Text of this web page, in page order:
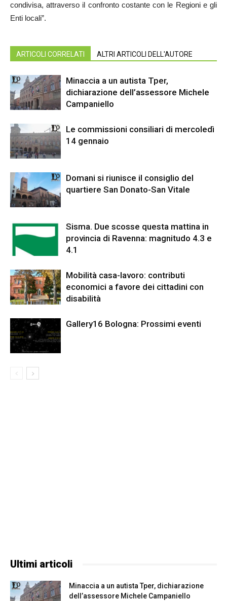
condivisa, attraverso il confronto costante con le Regioni e gli
Enti locali”.
ARTICOLI CORRELATI ALTRI ARTICOLI DELL'AUTORE
Minaccia a un autista Tper,
dichiarazione dell’assessore Michele
Campaniello
Le commissioni consiliari di mercoledì
14 gennaio
Domani si riunisce il consiglio del
quartiere San Donato-San Vitale
Sisma. Due scosse questa mattina in
provincia di Ravenna: magnitudo 4.3 e
4.1
Mobilità casa-lavoro: contributi
economici a favore dei cittadini con
disabilità
Gallery16 Bologna: Prossimi eventi
Ultimi articoli
Minaccia a un autista Tper, dichiarazione
dell’assessore Michele Campaniello